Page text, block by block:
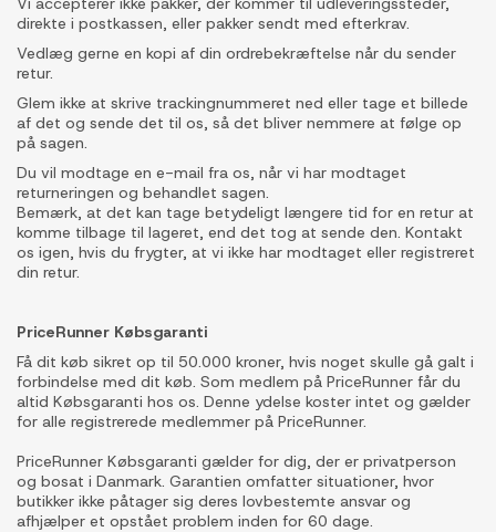
direkte i postkassen, eller pakker sendt med efterkrav.
Vedlæg gerne en kopi af din ordrebekræftelse når du sender
retur.
Glem ikke at skrive trackingnummeret ned eller tage et billede
af det og sende det til os, så det bliver nemmere at følge op
på sagen.
Du vil modtage en e-mail fra os, når vi har modtaget
returneringen og behandlet sagen.
Bemærk, at det kan tage betydeligt længere tid for en retur at
komme tilbage til lageret, end det tog at sende den. Kontakt
os igen, hvis du frygter, at vi ikke har modtaget eller registreret
din retur.
PriceRunner Købsgaranti
Få dit køb sikret op til 50.000 kroner, hvis noget skulle gå galt i
forbindelse med dit køb. Som medlem på PriceRunner får du
altid Købsgaranti hos os. Denne ydelse koster intet og gælder
for alle registrerede medlemmer på PriceRunner.
PriceRunner Købsgaranti gælder for dig, der er privatperson
og bosat i Danmark. Garantien omfatter situationer, hvor
butikker ikke påtager sig deres lovbestemte ansvar og
afhjælper et opstået problem inden for 60 dage.